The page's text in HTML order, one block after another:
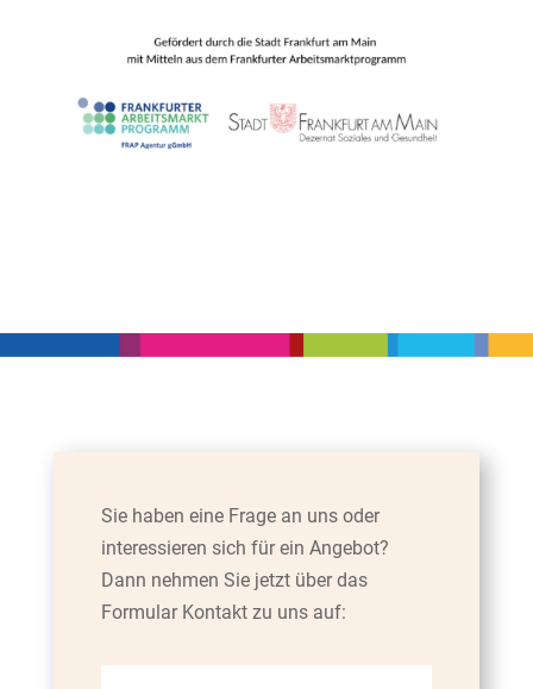
Sie haben eine Frage an uns oder
interessieren sich für ein Angebot?
Dann nehmen Sie jetzt über das
Formular Kontakt zu uns auf: